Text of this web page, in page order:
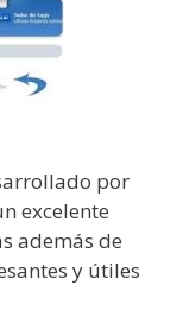
por
excelente
además de
y útiles